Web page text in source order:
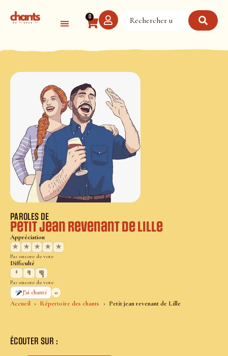
0
Accueil Répertoire des chants Petit jean revenant de Lille
PAROLES DE
Petit jean revenant de Lille
Appréciation
★
★ ★ ★ ★
Pas encore de vote
Difficulté
Pas encore de vote
J’ai chanté
0
ÉCOUTER SUR :